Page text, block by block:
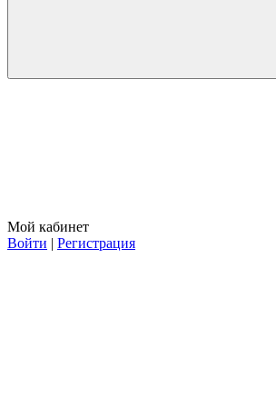
Мой кабинет
Войти | Регистрация